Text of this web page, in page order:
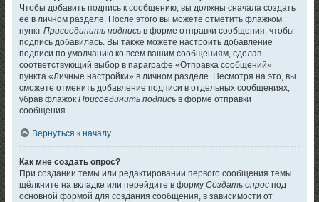
Чтобы добавить подпись к сообщению, вы должны сначала создать
её в личном разделе. После этого вы можете отметить флажком
пунктПрисоединить подпись в форме отправки сообщения, чтобы
подпись добавилась. Вы также можете настроить добавление
подписи по умолчанию ко всем вашим сообщениям, сделав
соответствующий выбор в параграфе «Отправка сообщений»
пункта «Личные настройки» в личном разделе. Несмотря на это, вы
сможете отменить добавление подписи в отдельных сообщениях,
убрав флажокПрисоединить подпись в форме отправки
сообщения.
Вернуться к началу
Как мне создать опрос?
При создании темы или редактировании первого сообщения темы
щёлкните на вкладке или перейдите в формуСоздать опрос под
основной формой для создания сообщения, в зависимости от